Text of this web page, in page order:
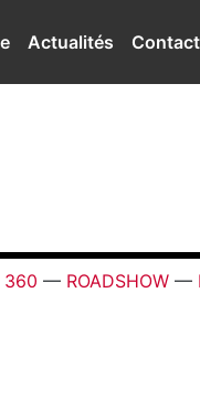
Actualités Contact
360 — ROADSHOW —